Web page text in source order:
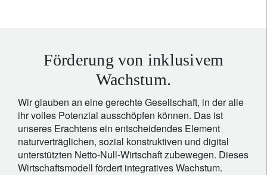
Förderung von inklusivem
Wachstum.
Wir glauben an eine gerechte Gesellschaft, in der alle
ihr volles Potenzial ausschöpfen können. Das ist
unseres Erachtens ein entscheidendes Element
naturverträglichen, sozial konstruktiven und digital
unterstützten Netto-Null-Wirtschaft zubewegen. Dieses
Wirtschaftsmodell fördert integratives Wachstum.